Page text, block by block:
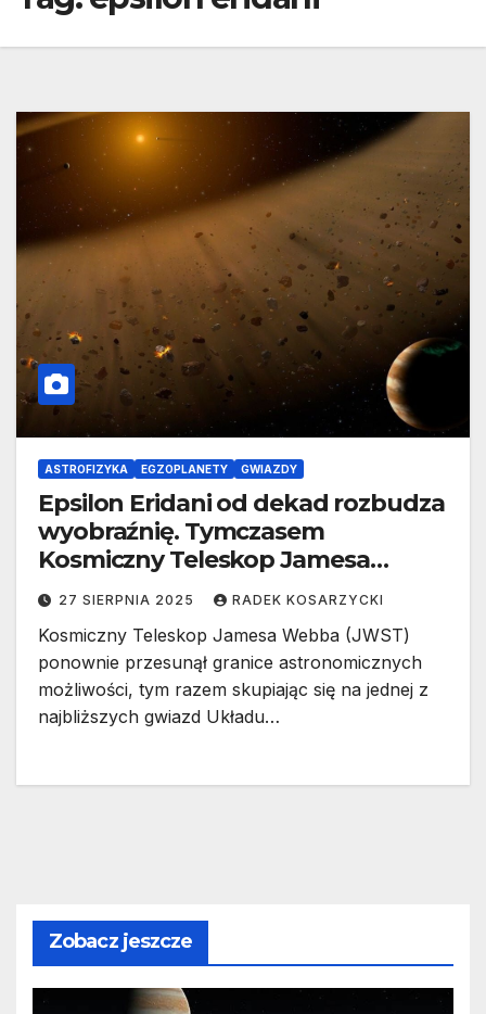
ASTROFIZYKA EGZOPLANETY GWIAZDY
Epsilon Eridani od dekad rozbudza
wyobraźnię. Tymczasem
Kosmiczny Teleskop Jamesa
Webba…
27 SIERPNIA 2025 RADEK KOSARZYCKI
Kosmiczny Teleskop Jamesa Webba (JWST)
ponownie przesunął granice astronomicznych
możliwości, tym razem skupiając się na jednej z
najbliższych gwiazd Układu…
Zobacz jeszcze